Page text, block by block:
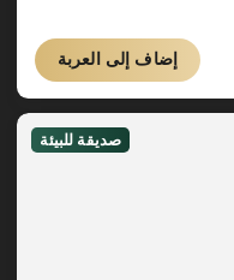
إضاف إلى العربة
صديقة للبيئة